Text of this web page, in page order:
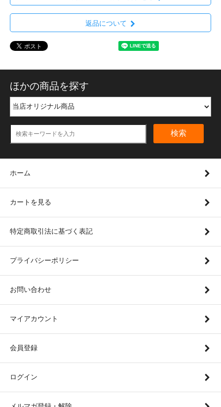
返品について
ほかの商品を探す
検索
ホーム
カートを見る
特定商取引法に基づく表記
プライバシーポリシー
お問い合わせ
マイアカウント
会員登録
ログイン